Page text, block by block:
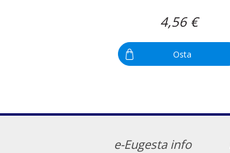
4,56 €
Osta
e-Eugesta info